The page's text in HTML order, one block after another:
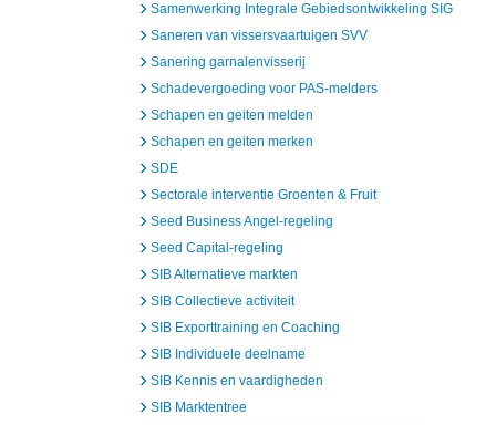
Samenwerking Integrale Gebiedsontwikkeling SIG
Saneren van vissersvaartuigen SVV
Sanering garnalenvisserij
Schadevergoeding voor PAS-melders
Schapen en geiten melden
Schapen en geiten merken
SDE
Sectorale interventie Groenten & Fruit
Seed Business Angel-regeling
Seed Capital-regeling
SIB Alternatieve markten
SIB Collectieve activiteit
SIB Exporttraining en Coaching
SIB Individuele deelname
SIB Kennis en vaardigheden
SIB Marktentree